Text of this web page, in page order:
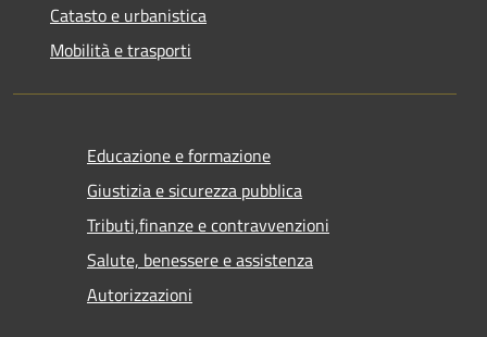
Catasto e urbanistica
Mobilità e trasporti
Educazione e formazione
Giustizia e sicurezza pubblica
Tributi,finanze e contravvenzioni
Salute, benessere e assistenza
Autorizzazioni